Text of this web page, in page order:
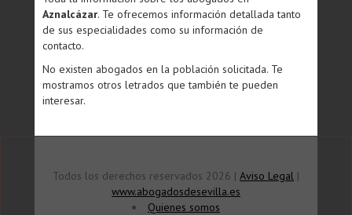
Aznalcázar. Te ofrecemos información detallada tanto
de sus especialidades como su información de
contacto.
No existen abogados en la población solicitada. Te
mostramos otros letrados que también te pueden
interesar.
Todos los derechos reservados 2026 | Aviso Legal |
www.abogadosdesevilla.es
Quienes somos